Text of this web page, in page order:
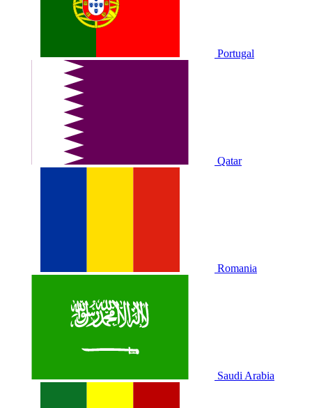
Portugal
Qatar
Romania
Saudi Arabia